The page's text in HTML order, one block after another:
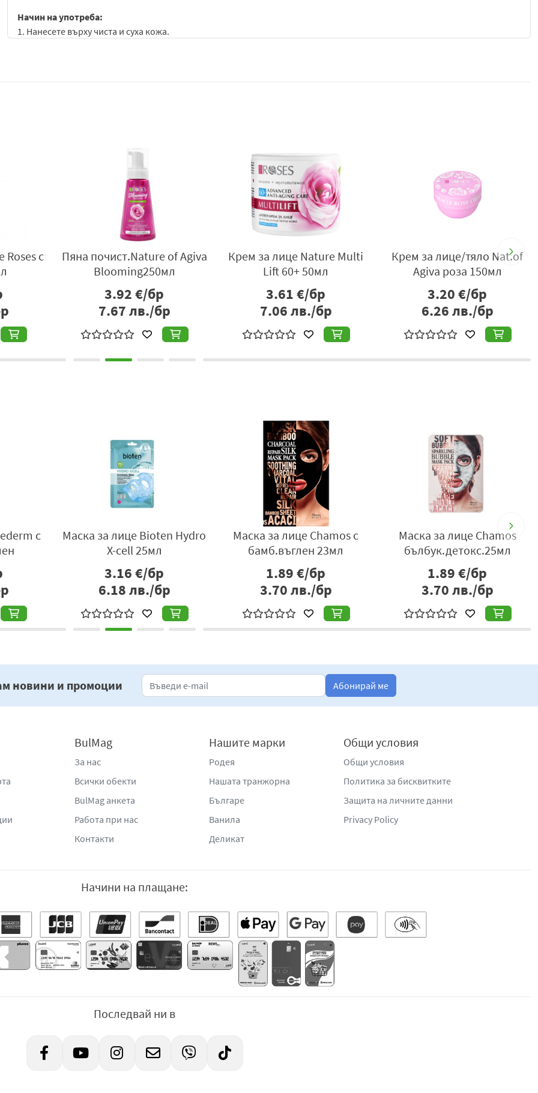
Начин на употреба:
1. Нанесете върху чиста и суха кожа.
Предупреждения за безопасност:
Само за външна употреба.
Избягвайте контакт с очите. При попадане в очите, изплакнете незабавно и обилно с вода.
Не прилагайте върху наранена или раздразнена кожа.
Съхранявайте на място, недостъпно за деца.
: „Агива“ ООД, гр. Варна, Аксаково, Логистична база Alpha Logistics, тел: +359 52 599922, e-
mail: info@agiva.bg,www.natureofagiva.bg
Nature Multi
60+ 50мл
Крем за лице/тяло Nat.of
Agiva роза 150мл
3.20
6.26
Ш-н Miracle Rosy nature
роза 300мл
2.95
5.77лв./бр
Сапун Roses Розов
Rose 150гр
1.43
2.80лв./бр
с
Маска за лице Bioten Hydro
X-cell 25мл
3.16€/бр
6.18лв./бр
Маска за лице Chamos с
бамб.въглен 23мл
1.89€/бр
3.70лв./бр
Маска за лице Chamos
бълбук.детокс.25мл
1.89€/бр
3.70лв./бр
новини и промоции Абонирай ме
BulMag
За нас
Всички обекти
BulMag анкета
Работа при нас
Контакти
Нашите марки
Родея
Нашата транжорна
Българе
Ванила
Деликат
Общи условия
Общи условия
Политика за бисквитките
Защита на личните данни
Privacy Policy
Начини на плащане:
Последвай ни в